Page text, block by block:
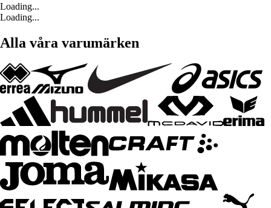
Loading...
Loading...
Alla våra varumärken